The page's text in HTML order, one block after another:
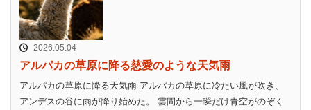
2026.05.04
アルパカの草原に降る慈愛のような天気雨
アルパカの草原に降る天気雨 アルパカの草原に冷たい風が吹き、
アンデスの谷に雨が降り始めた。 雲間から一瞬だけ青空がのぞく